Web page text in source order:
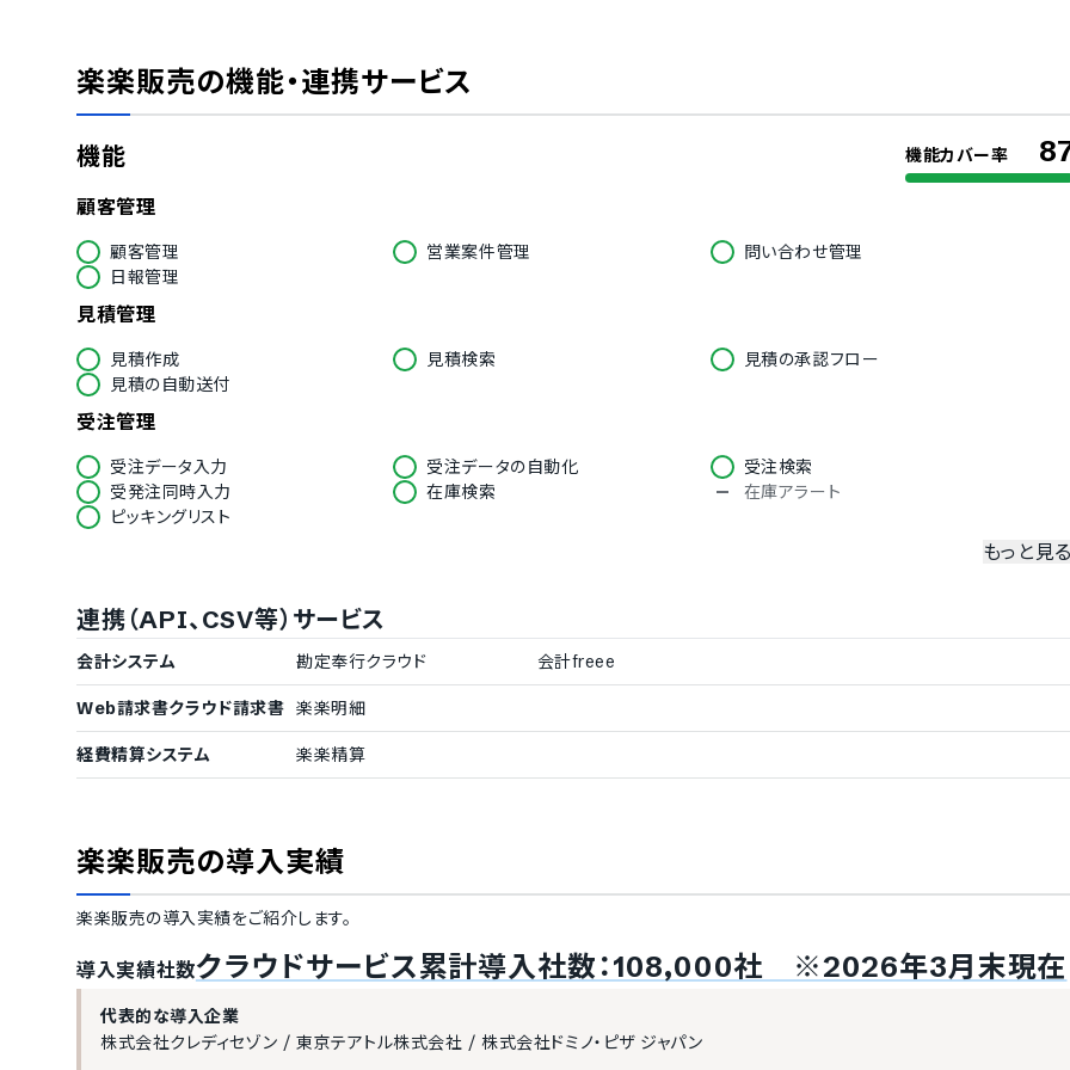
楽楽販売の機能・連携サービス
機能 機能カバー率
顧客管理
顧客管理 営業案件管理
問い合わせ管理
日報管理
見積管理
見積作成 見積検索
見積の承認フロー
見積の自動送付
受注管理
受注データ入力 受注データの自動化
受注検索
受発注同時入力
在庫検索
在庫アラート
ピッキングリスト
売り上げ予測
契約管理
与信管理
請求管理
電子注文
発注/購買管理
一括発注
発注アラート
原価管理
購買稟議フロー
納品（検品）管理
納期アラート
仕入管理
もっと見
連携（API、CSV等）サービス
会計システム 勘定奉行クラウド 会計freee
Web請求書クラウド請求書 楽楽明細
経費精算システム 楽楽精算
楽楽販売の導入実績
楽楽販売の導入実績をご紹介します。
導入実績社数クラウドサービス累計導入社数：108,000社 ※2026年3月末現在
代表的な導入企業
株式会社クレディセゾン / 東京テアトル株式会社 /株式会社ドミノ・ピザ ジャパン